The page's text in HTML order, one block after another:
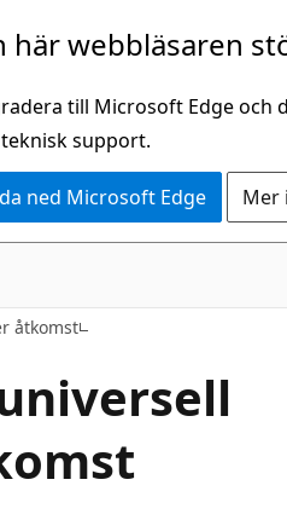
här webbläsaren
till Microsoft Edge och
support.
ned Microsoft Edge Mer
åtkomst